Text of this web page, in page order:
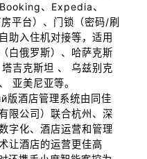
、Expedia、
平台）、门锁（密码/刷
助入住机对接等，适用
白俄罗斯）、哈萨克斯
吉克斯坦 、 乌兹别克
亚美尼亚等。
酒店管理系统由同佳
限公司）联合杭州、深
字化、酒店运营和管理
让酒店的运营更佳高